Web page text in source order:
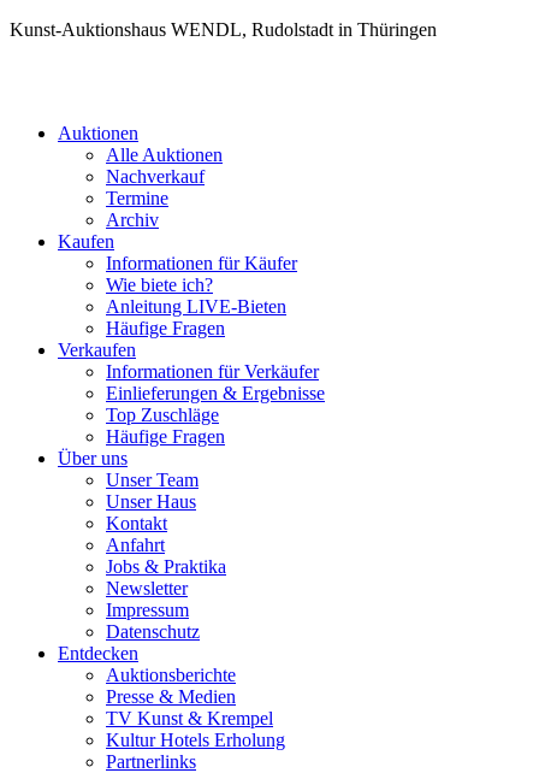
Kunst-Auktionshaus WENDL, Rudolstadt in Thüringen
Auktionen
Alle Auktionen
Nachverkauf
Termine
Archiv
Kaufen
Informationen für Käufer
Wie biete ich?
Anleitung LIVE-Bieten
Häufige Fragen
Verkaufen
Informationen für Verkäufer
Einlieferungen & Ergebnisse
Top Zuschläge
Häufige Fragen
Über uns
Unser Team
Unser Haus
Kontakt
Anfahrt
Jobs & Praktika
Newsletter
Impressum
Datenschutz
Entdecken
Auktionsberichte
Presse & Medien
TV Kunst & Krempel
Kultur Hotels Erholung
Partnerlinks